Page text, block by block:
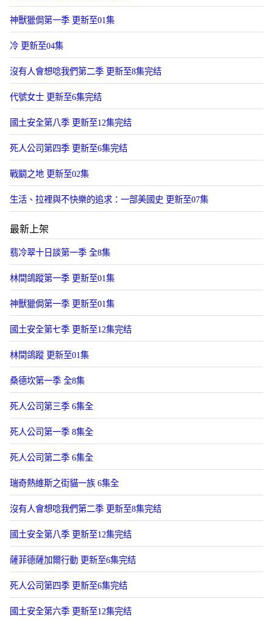
神獸獵侷第一季 更新至01集
冷 更新至04集
沒有人會想唸我們第二季 更新至8集完结
代號女士 更新至6集完结
國土安全第八季 更新至12集完结
死人公司第四季 更新至6集完结
戰鬭之地 更新至02集
生活、拉裡與不快樂的追求：一部美國史 更新至07集
最新上架
翡冷翠十日談第一季 全8集
林間鴿蹤第一季 更新至01集
神獸獵侷第一季 更新至01集
國土安全第七季 更新至12集完结
林間鴿蹤 更新至01集
桑德坎第一季 全8集
死人公司第三季 6集全
死人公司第一季 8集全
死人公司第二季 6集全
瑞奇熱維斯之街貓一族 6集全
沒有人會想唸我們第二季 更新至8集完结
國土安全第八季 更新至12集完结
薩菲德薩加爾行動 更新至6集完结
死人公司第四季 更新至6集完结
國土安全第六季 更新至12集完结